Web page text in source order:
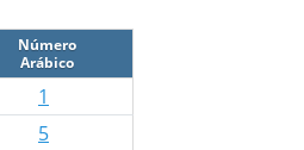
Número
Arábico
1
5